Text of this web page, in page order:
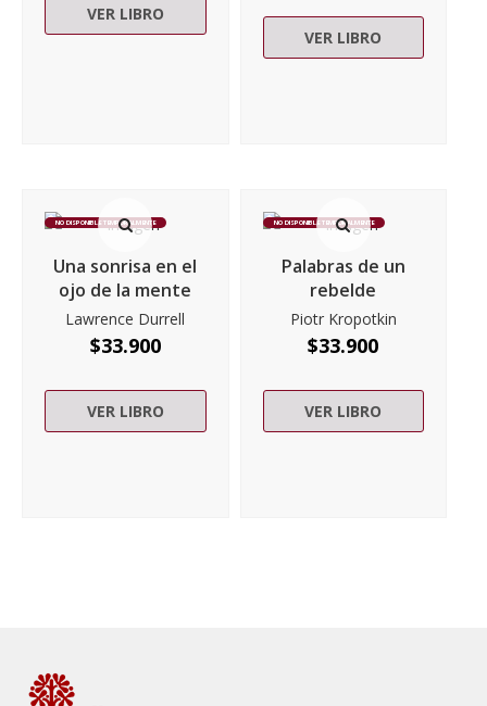
VER LIBRO
VER LIBRO
NO DISPONIBLE TEMPORALMENTE
Una sonrisa en el
ojo de la mente
Lawrence Durrell
$33.900
VER LIBRO
NO DISPONIBLE TEMPORALMENTE
Palabras de un
rebelde
Piotr Kropotkin
$33.900
VER LIBRO